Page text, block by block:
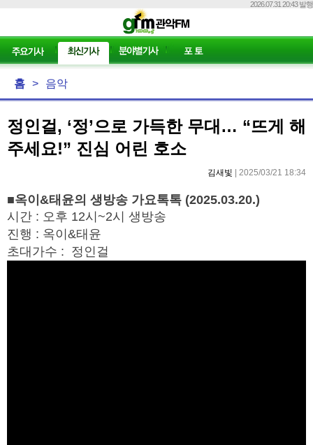
2026.07.31 20:43 발행
홈 > 음악
정인걸, ‘정’으로 가득한 무대… “뜨게 해
주세요!” 진심 어린 호소
김새빛 | 2025/03/21 18:34
■옥이&태윤의 생방송 가요톡톡 (2025.03.20.)
시간 : 오후 12시~2시 생방송
진행 : 옥이&태윤
초대가수 : 정인걸